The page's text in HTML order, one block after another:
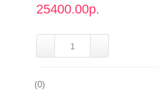
25400.00р.
(0)